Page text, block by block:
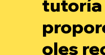
tutoría
oles